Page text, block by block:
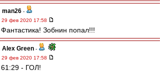
man26 -
29 фев 2020 17:58
Фантастика! Зобнин попал!!!
Alex Green -
29 фев 2020 17:58
61:29 - ГОЛ!